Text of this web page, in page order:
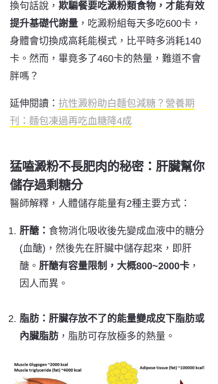
換句話說， 欺騙餐要吃澱粉類食物，才能有效
提升基礎代謝量 ，吃澱粉組每天多吃600卡，
身體會切換成高耗能模式，比平時多消耗140
卡。然而，畢竟多了460卡的熱量，難道不會
胖嗎？
延伸閱讀： 抗性澱粉助白麵包減糖？營養期
刊：麵包凍過再吃血糖降4成
猛嗑澱粉不長肥肉的秘密：肝臟幫你
儲存過剩糖分
醫師解釋，人體儲存能量有2種主要方式：
肝醣： 食物消化吸收後先變成血液中的糖分
(血醣)，然後先在肝臟中儲存起來，即肝
醣。 肝醣有容量限制，大概800~2000卡 ，
因人而異。
脂肪：肝臟存放不了的能量變成皮下脂肪或
內臟脂肪 ，脂肪可存放極多的熱量。